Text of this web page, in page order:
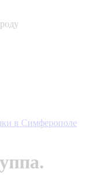
в Симферополе